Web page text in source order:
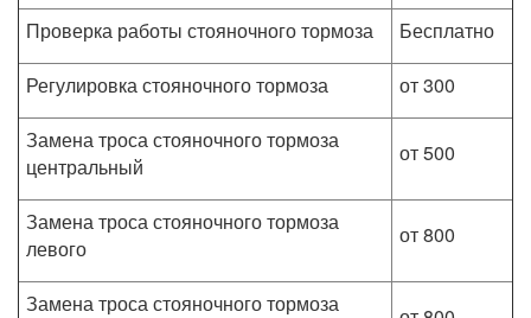
Проверка работы стояночного тормоза
Бесплатно
Регулировка стояночного тормоза
от 300
Замена троса стояночного тормоза
центральный
от 500
Замена троса стояночного тормоза
левого
от 800
Замена троса стояночного тормоза